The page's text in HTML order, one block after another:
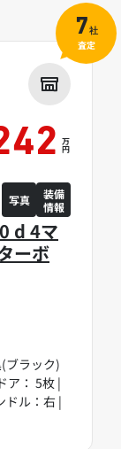
d 4マ
ーボ
ブラック)
ア： 5枚 |
ドル：右 |
万
円
写真
装備
情報
7社
査定